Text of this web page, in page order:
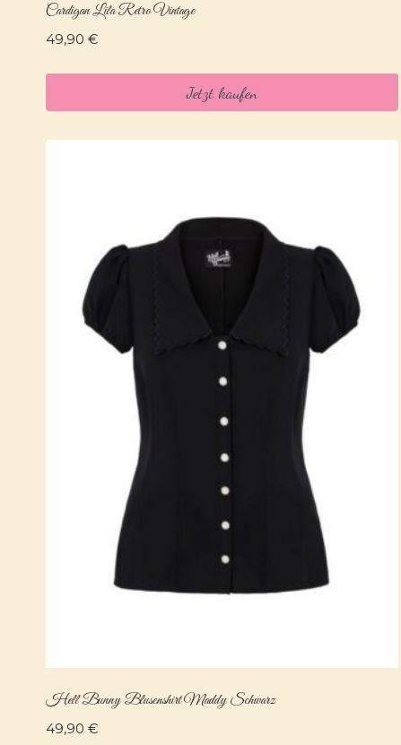
Cardigan Lila Retro Vintage
49,90 €
Jetzt kaufen
Hell Bunny Blusenshirt Maddy Schwarz
49,90 €